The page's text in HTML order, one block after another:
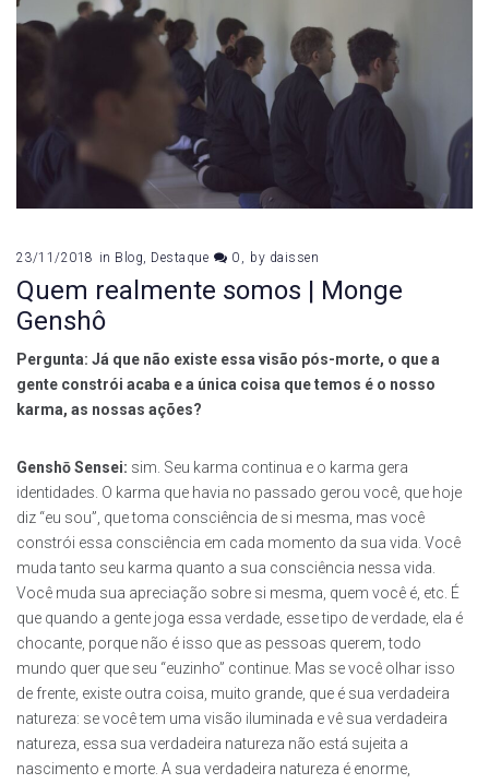
23/11/2018 in Blog, Destaque 0 by daissen
Quem realmente somos | Monge
Genshô
Pergunta: Já que não existe essa visão pós-morte, o que a
gente constrói acaba e a única coisa que temos é o nosso
karma, as nossas ações?
Genshō Sensei: sim. Seu karma continua e o karma gera
identidades. O karma que havia no passado gerou você, que hoje
diz “eu sou”, que toma consciência de si mesma, mas você
constrói essa consciência em cada momento da sua vida. Você
muda tanto seu karma quanto a sua consciência nessa vida.
Você muda sua apreciação sobre si mesma, quem você é, etc. É
que quando a gente joga essa verdade, esse tipo de verdade, ela é
chocante, porque não é isso que as pessoas querem, todo
mundo quer que seu “euzinho” continue. Mas se você olhar isso
de frente, existe outra coisa, muito grande, que é sua verdadeira
natureza: se você tem uma visão iluminada e vê sua verdadeira
natureza, essa sua verdadeira natureza não está sujeita a
nascimento e morte. A sua verdadeira natureza é enorme,